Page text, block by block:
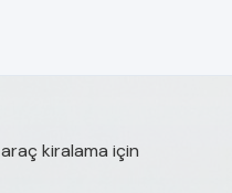
araç kiralama için